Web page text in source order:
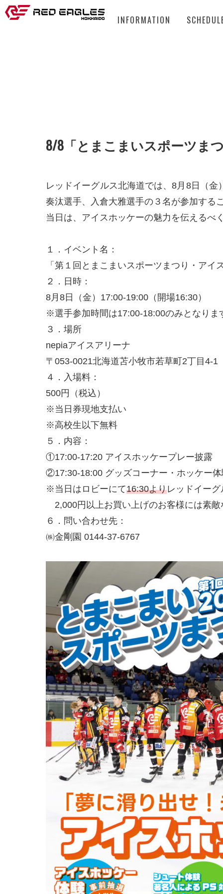
INFORMATION
8/8「とまこまいスポーツま
レッドイーグルス北海道では、8月8日（
奏汰選手、入倉大雅選手の３名が参加する
当日は、アイスホッケーの魅力を伝えるべ
１．イベント名：
「第１回とまこまいスポーツまつり・アイ
２．日時：
8月8日（金）17:00-19:00（開場16:30）
※選手参加時間は17:00-18:00のみとなりま
３．場所
nepiaアイスアリーナ
〒053-0021北海道苫小牧市若草町2丁目4-1
４．入場料：
500円（税込）
※当日券現地支払い
※高校生以下無料
５．内容：
①17:00-17:20 アイスホッケープレー披露
②17:30-18:00 グッズコーナー・ホッケー
※当日はロビーにて16:30よりレッドイー
2,000円以上お買い上げのお客様には素
６．問い合わせ先：
㈱金剛園 0144-37-6767